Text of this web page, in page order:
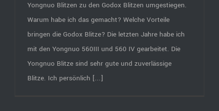
Yongnuo Blitzen zu den Godox Blitzen umgestiegen.
Warum habe ich das gemacht? Welche Vorteile
bringen die Godox Blitze? Die letzten Jahre habe ich
mit den Yongnuo 560III und 560 IV gearbeitet. Die
Yongnuo Blitze sind sehr gute und zuverlässige
Blitze. Ich persönlich [...]